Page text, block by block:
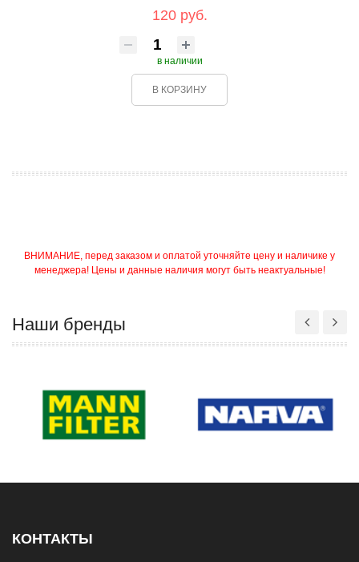
120 руб.
в наличии
В КОРЗИНУ
ВНИМАНИЕ, перед заказом и оплатой уточняйте цену и наличике у
менеджера! Цены и данные наличия могут быть неактуальные!
Наши бренды
КОНТАКТЫ